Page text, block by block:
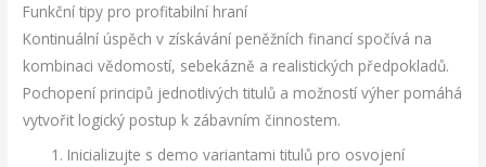
Funkční tipy pro profitabilní hraní
Kontinuální úspěch v získávání peněžních financí spočívá na
kombinaci vědomostí, sebekázně a realistických předpokladů.
Pochopení principů jednotlivých titulů a možností výher pomáhá
vytvořit logický postup k zábavním činnostem.
Inicializujte s demo variantami titulů pro osvojení